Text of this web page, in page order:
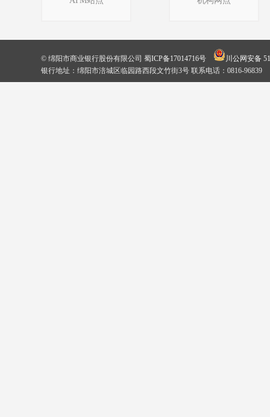
© 绵阳市商业银行股份有限公司 蜀ICP备17014716号
川公网安备
银行地址：绵阳市涪城区临园路西段文竹街3号 联系电话：0816-96839